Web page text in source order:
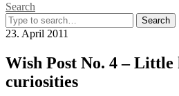
Search
Search
for:
23. April 2011
Wish Post No. 4 –
curiosities